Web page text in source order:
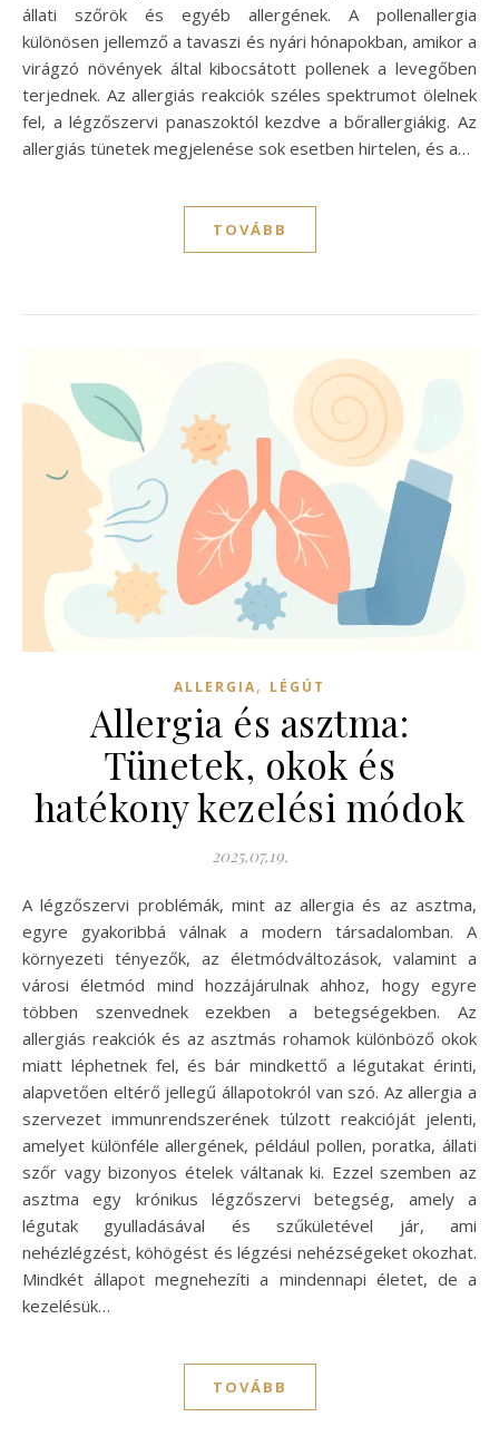
állati szőrök és egyéb allergének. A pollenallergia
különösen jellemző a tavaszi és nyári hónapokban, amikor a
virágzó növények által kibocsátott pollenek a levegőben
terjednek. Az allergiás reakciók széles spektrumot ölelnek
fel, a légzőszervi panaszoktól kezdve a bőrallergiákig. Az
allergiás tünetek megjelenése sok esetben hirtelen, és a…
TOVÁBB
ALLERGIA, LÉGÚT
Allergia és asztma:
Tünetek, okok és
hatékony kezelési módok
2025.07.19.
A légzőszervi problémák, mint az allergia és az asztma,
egyre gyakoribbá válnak a modern társadalomban. A
környezeti tényezők, az életmódváltozások, valamint a
városi életmód mind hozzájárulnak ahhoz, hogy egyre
többen szenvednek ezekben a betegségekben. Az
allergiás reakciók és az asztmás rohamok különböző okok
miatt léphetnek fel, és bár mindkettő a légutakat érinti,
alapvetően eltérő jellegű állapotokról van szó. Az allergia a
szervezet immunrendszerének túlzott reakcióját jelenti,
amelyet különféle allergének, például pollen, poratka, állati
szőr vagy bizonyos ételek váltanak ki. Ezzel szemben az
asztma egy krónikus légzőszervi betegség, amely a
légutak gyulladásával és szűkületével jár, ami
nehézlégzést, köhögést és légzési nehézségeket okozhat.
Mindkét állapot megnehezíti a mindennapi életet, de a
kezelésük…
TOVÁBB